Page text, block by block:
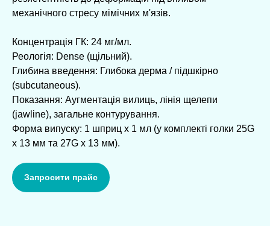
механічного стресу мімічних м'язів.
Концентрація ГК: 24 мг/мл.
Реологія: Dense (щільний).
Глибина введення: Глибока дерма / підшкірно
(subcutaneous).
Показання: Аугментація вилиць, лінія щелепи
(jawline), загальне контурування.
Форма випуску: 1 шприц х 1 мл (у комплекті голки 25G
х 13 мм та 27G х 13 мм).
Запросити прайс